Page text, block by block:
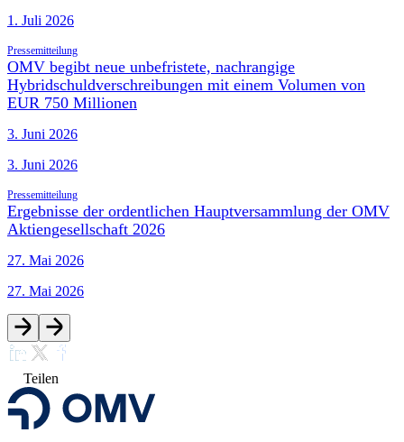
1. Juli 2026
Pressemitteilung
OMV begibt neue unbefristete, nachrangige
Hybridschuldverschreibungen mit einem Volumen von
EUR 750 Millionen
3. Juni 2026
3. Juni 2026
Pressemitteilung
Ergebnisse der ordentlichen Hauptversammlung der OMV
Aktiengesellschaft 2026
27. Mai 2026
27. Mai 2026
Teilen